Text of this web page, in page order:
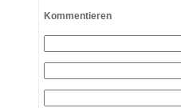
Kommentieren